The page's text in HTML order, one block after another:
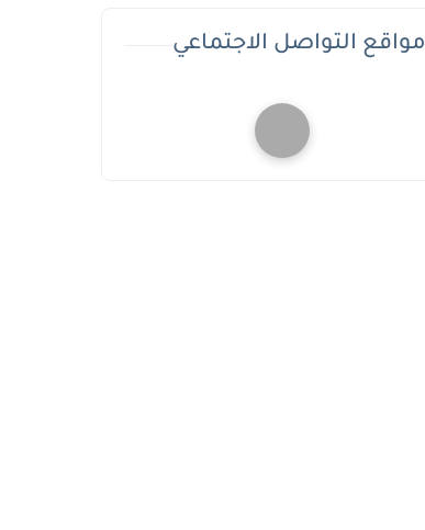
مواقع التواصل الاجتماعي